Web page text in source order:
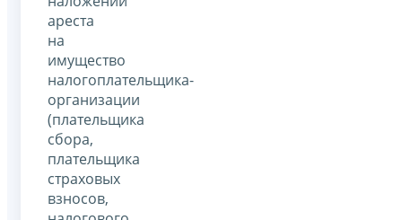
ареста
на
имущество
налогоплательщика-
организации
(плательщика
сбора,
плательщика
страховых
взносов,